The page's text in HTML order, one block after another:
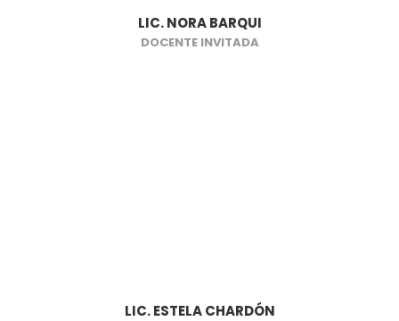
LIC. NORA BARQUI
DOCENTE INVITADA
LIC. ESTELA CHARDÓN